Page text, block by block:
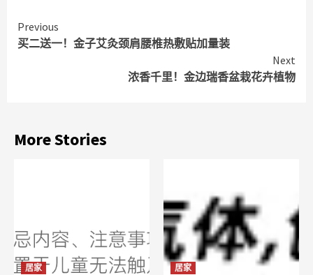
Continue
Reading
Previous
买二送一！金子艾灸颈肩腰椎热敷贴加量装
Next
浓香千里！金边瑞香盆栽花卉植物
More Stories
居家 居家